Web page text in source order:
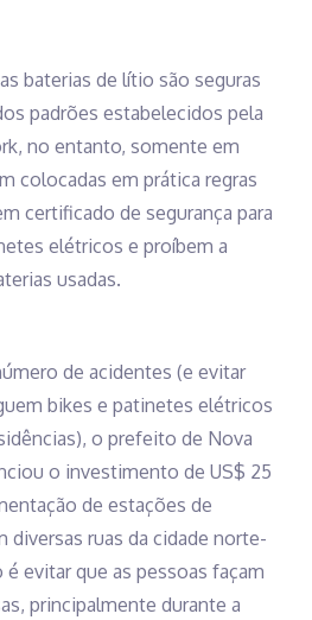
baterias de lítio são seguras
padrões estabelecidos pela
no entanto, somente em
colocadas em prática regras
certificado de segurança para
elétricos e proíbem a
usadas.
de acidentes (e evitar
bikes e patinetes elétricos
o prefeito de Nova
o investimento de US$ 25
de estações de
diversas ruas da cidade norte-
evitar que as pessoas façam
principalmente durante a